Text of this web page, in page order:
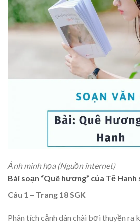
Ảnh minh họa (Nguồn internet)
Bài soạn “Quê hương” của Tế Hanh
Câu 1 – Trang 18 SGK
Phân tích cảnh dân chài bơi thuyền ra